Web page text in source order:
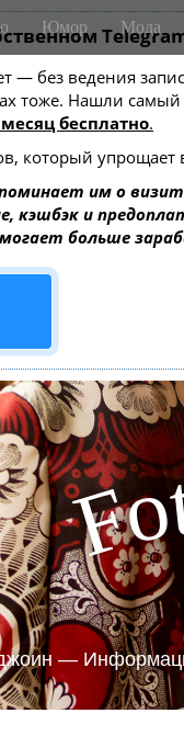
— без ведения
тоже. Нашли
бесплатно.
который упрощает
им о
кэшбэк и
больше
Юмор Мода
Fo
—